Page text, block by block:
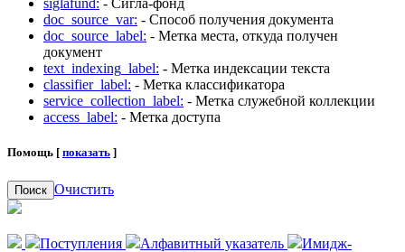
siglafund: - Сигла-фонд
doc_source_var: - Способ получения документа
doc_source_label: - Метка места, откуда получен
документ
text_indexing_label: - Метка индексации текста
classifier_label: - Метка классификатора
service_collection_label: - Метка служебной коллекции
access_label: - Метка доступа
Помощь [ показать ]
Поиск Очистить
Поступления Алфавитный указатель
Имидж-